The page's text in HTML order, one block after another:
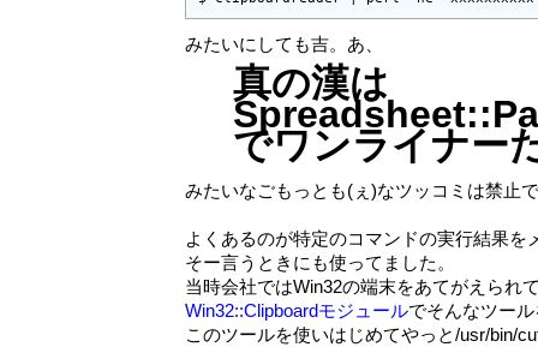
みたいにしても吉。あ、
真の漢は
でワンライナー
みたいなごもっとも(ぇ)なツッコミは禁止
よくあるのが特定のコマンドの実行結果を
そー言うときにも使ってました。
当時会社ではWin32の端末をあてがえられ
Win32::Clipboardモジュールでそんなツー
このツールを使いはじめてやっと/usr/bin/